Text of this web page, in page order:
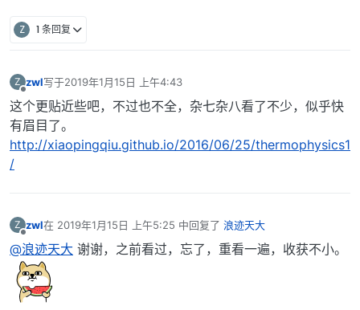
Z 1 条回复
Z
离线
zwl写于2019年1月15日 上午4:43
最后由 编辑
这个更贴近些吧，不过也不全，杂七杂八看了不少，似乎快
有眉目了。
http://xiaopingqiu.github.io/2016/06/25/thermophysics1
/
Z
离线
zwl在 2019年1月15日 上午5:25 中回复了 浪迹天大
最后由 编辑
@浪迹天大 谢谢，之前看过，忘了，重看一遍，收获不小。